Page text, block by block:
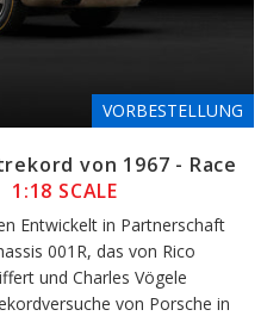
VORBESTELLUNG
von 1967 - Race
1:18 SCALE
Entwickelt in Partnerschaft
001R, das von Rico
und Charles Vögele
von Porsche in